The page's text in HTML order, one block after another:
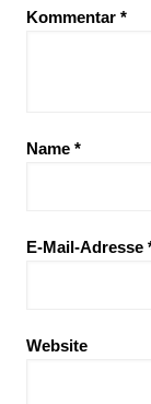
Kommentar *
Name *
E-Mail-Adresse
Website